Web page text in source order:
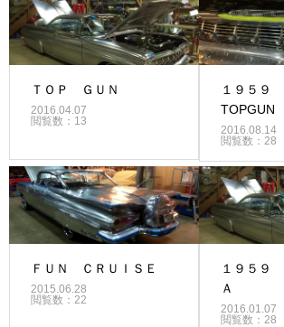
ＴＯＰ ＧＵＮ
2016.04.07
閲覧数：13
１９５
TOPGUN
2016.08.14
閲覧数：28
ＦＵＮ ＣＲＵＩＳＥ
2015.06.28
閲覧数：22
１９５９
Ａ
2016.01.07
閲覧数：28